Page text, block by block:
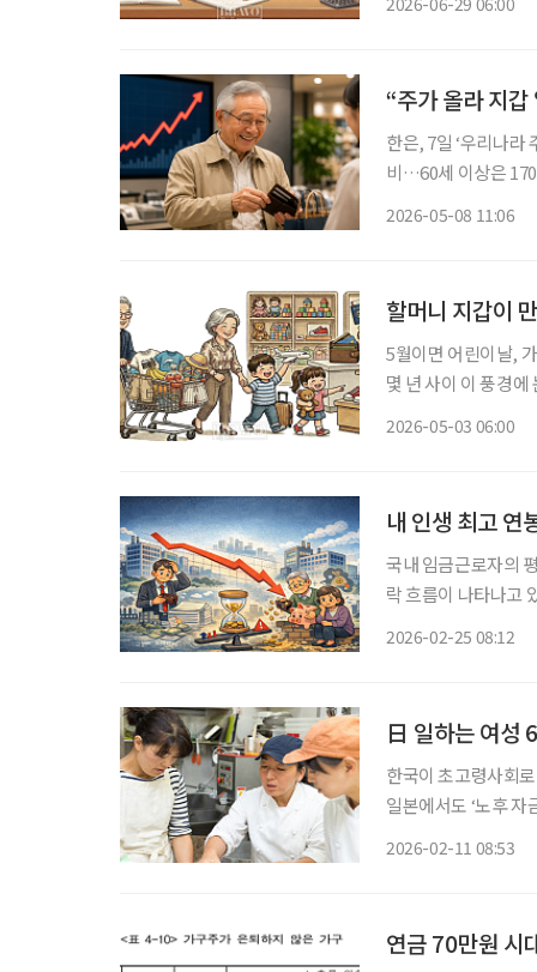
“주가 올라 지
한은, 7일 ‘우리나라
비…60세 이상은
2026-05-08 11:06
할머니 지갑이
5월이면 어린이날,
몇 년 사이 이 풍경
2026-05-03 06:00
국내 임금근로자의
락 흐름이 나타나고
2026-02-25 08:12
日 일하는 여성
한국이 초고령사회
일본에서도 ‘노후 자
2026-02-11 08:53
연금 70만원 시